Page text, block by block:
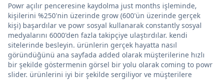
Powr açılır penceresine kaydolma just months işleminde,
kişilerini %250'nin üzerinde grow (600'ün üzerinde gerçek
kişi) başardılar ve powr sosyal kullanarak constantly sosyal
medyalarını 6000'den fazla takipçiye ulaştırdılar. kendi
sitelerinde besleyin. ürünlerin gerçek hayatta nasıl
göründüğünü ana sayfada added olarak müşterilerine hızlı
bir şekilde göstermenin görsel bir yolu olarak coming to powr
slider. ürünlerini iyi bir şekilde sergiliyor ve müşterilere